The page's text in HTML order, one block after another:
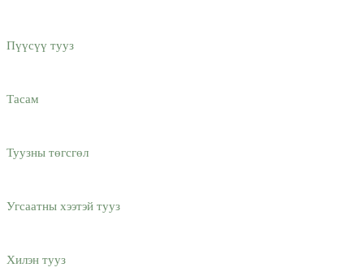
Пүүсүү тууз
Тасам
Туузны төгсгөл
Угсаатны хээтэй тууз
Хилэн тууз